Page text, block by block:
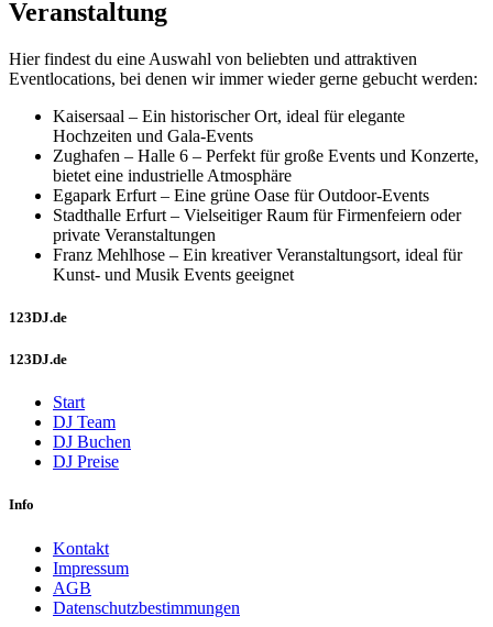
Veranstaltung
Hier findest du eine Auswahl von beliebten und attraktiven
Eventlocations, bei denen wir immer wieder gerne gebucht werden:
Kaisersaal – Ein historischer Ort, ideal für elegante
Hochzeiten und Gala-Events
Zughafen – Halle 6 – Perfekt für große Events und Konzerte,
bietet eine industrielle Atmosphäre
Egapark Erfurt – Eine grüne Oase für Outdoor-Events
Stadthalle Erfurt – Vielseitiger Raum für Firmenfeiern oder
private Veranstaltungen
Franz Mehlhose – Ein kreativer Veranstaltungsort, ideal für
Kunst- und Musik Events geeignet
123DJ.de
123DJ.de
Start
DJ Team
DJ Buchen
DJ Preise
Info
Kontakt
Impressum
AGB
Datenschutzbestimmungen